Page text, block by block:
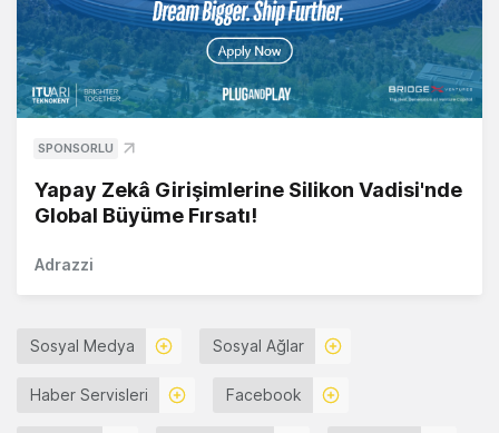
SPONSORLU
Yapay Zekâ Girişimlerine Silikon Vadisi'nde
Global Büyüme Fırsatı!
Adrazzi
Sosyal Medya Sosyal Ağlar
Haber Servisleri Facebook